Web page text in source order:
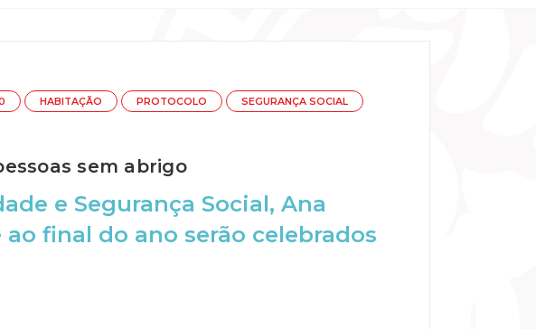
HABITAÇÃO PROTOCOLO SEGURANÇA SOCIAL
sem abrigo
e Segurança Social, Ana
final do ano serão celebrados